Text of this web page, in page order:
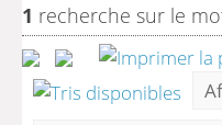
1 recherche sur le